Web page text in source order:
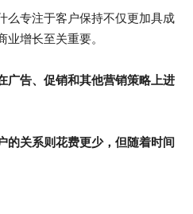
么专注于客户保持不仅更加具成
增长至关重要。
广告、促销和其他营销策略上进
的关系则花费更少，但随着时间